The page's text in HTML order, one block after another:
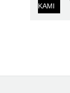
KAMI